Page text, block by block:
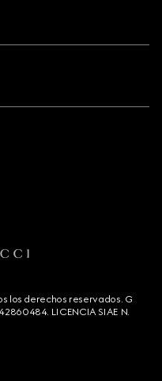
los derechos reservados. G
LICENCIA SIAE N.